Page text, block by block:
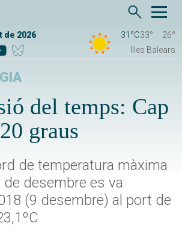
de 2026 31°C33°
26°
Illes Balears
del temps: Cap
graus
de temperatura màxima
desembre es va
(9 desembre) al port de